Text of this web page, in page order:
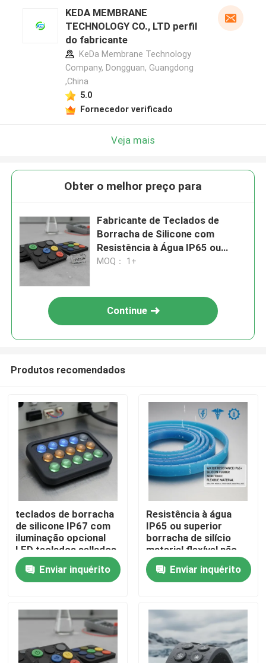
Casa
Produtos
Show de RV
KEDA MEMBRANE
TECHNOLOGY CO., LTD perfil
do fabricante
KeDa Membrane Technology
Company, Dongguan, Guangdong
,China
5.0
Fornecedor verificado
Veja mais
Obter o melhor preço para
Fabricante de Teclados de
Borracha de Silicone com
Resistência à Água IP65 ou
Superior e Boa Estabilidade de
MOQ： 1+
Continue
Produtos recomendados
teclados de borracha
de silicone IP67 com
iluminação opcional
LED teclados sellados
duráveis concebidos
para controles
eletrônicos
Enviar inquérito
Resistência à água
IP65 ou superior
borracha de silício
material flexível não
tóxico ideal para uso
médico e industrial
Enviar inquérito